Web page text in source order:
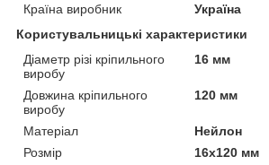
Країна виробник
Україна
Користувальницькі характеристики
Діаметр різі кріпильного
виробу
16 мм
Довжина кріпильного
виробу
120 мм
Матеріал
Нейлон
Розмір
16х120 мм